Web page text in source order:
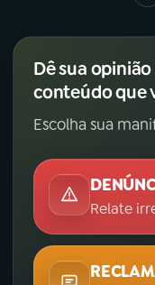
Dê sua
conteúdo que
Escolha sua
Relate